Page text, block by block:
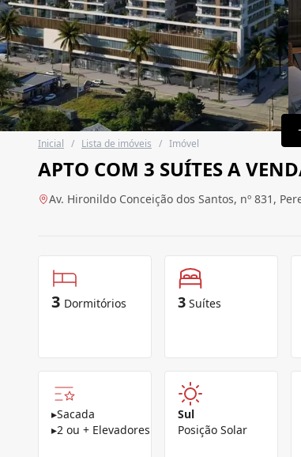
Inicial / Lista de imóveis / Imóvel
APTO COM 3 SUÍTES A
Av. Hironildo Conceição dos Santos, nº 831,
3 Dormitórios 3 Suítes
▸Sacada
▸2 ou + Elevadores
Sul
Posição Solar